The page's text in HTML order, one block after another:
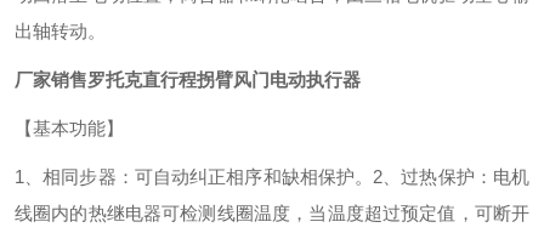
出轴转动。
厂家销售罗托克直行程拐臂风门电动执行器
【基本功能】
1、相同步器：可自动纠正相序和缺相保护。 2、过热保护：电机
线圈内的热继电器可检测线圈温度，当温度超过预定值，可断开